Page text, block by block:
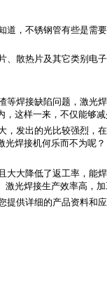
，不锈钢管有些是
散热片及其它类别
焊接缺陷问题，激
这样一来，不仅能够
发出的光比较强烈
光焊接机何乐而不为呢？
大降低了返工率，
光焊接生产效率高，
供详细的产品资料和